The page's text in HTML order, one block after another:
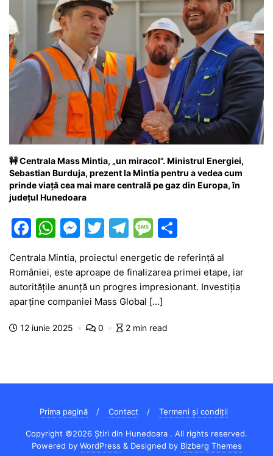
🚧 Centrala Mass Mintia, „un miracol”. Ministrul Energiei,
Sebastian Burduja, prezent la Mintia pentru a vedea cum
prinde viață cea mai mare centrală pe gaz din Europa, în
județul Hunedoara
F
c
e
b
o
W
h
at
s
A
p
M
s
s
e
n
T
itt
er
T
e
gr
a
m
M
e
s
s
a
g
ar
ta
je
Centrala Mintia, proiectul energetic de referință al
României, este aproape de finalizarea primei etape, iar
autoritățile anunță un progres impresionant. Investiția
aparține companiei Mass Global […]
12 iunie 2025 0 2 min read
Prima pagină Contact Termeni și condiții
Copyright ©2026 Știri din Hunedoara . All rights reserved.
Powered by WordPress & Designed by Bizberg Themes